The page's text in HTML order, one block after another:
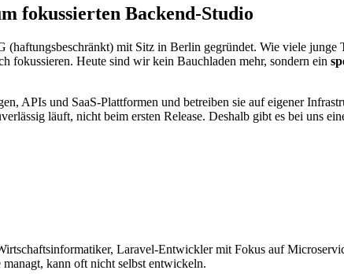
fokussierten Backend-Studio
mit Sitz in Berlin gegründet. Wie viele
fokussieren. Heute sind wir kein Bauchladen mehr, sondern ein
APIs und SaaS-Plattformen und betreiben sie auf eigener
läuft, nicht beim ersten Release. Deshalb gibt es bei uns
Laravel-Entwickler mit Fokus auf
kann oft nicht selbst entwickeln.